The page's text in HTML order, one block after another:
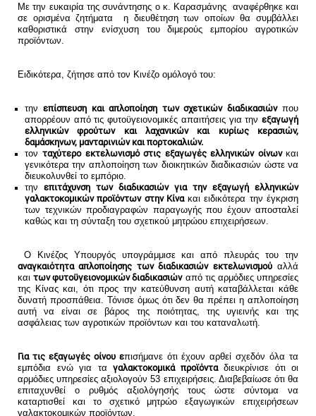
Με την ευκαιρία της συνάντησης ο κ. Καρασμάνης αναφέρθηκε και
σε ορισμένα ζητήματα η διευθέτηση των οποίων θα συμβάλλει
καθοριστικά στην ενίσχυση του διμερούς εμπορίου αγροτικών
προϊόντων.
Ειδικότερα, ζήτησε από τον Κινέζο ομόλογό του:
τηνεπίσπευση και απλοποίηση των σχετικών διαδικασιώνπου
απορρέουν από τις φυτοϋγειονομικές απαιτήσεις για την εξαγωγή
ελληνικών φρούτων και λαχανικών και κυρίως κερασιών,
δαμάσκηνων, μανταρινιών και πορτοκαλιών.
τονταχύτερο εκτελωνισμό στις εξαγωγές ελληνικών οίνωνκαι
γενικότερα την απλοποίηση των διοικητικών διαδικασιών ώστε να
διευκολυνθεί το εμπόριο.
την επιτάχυνση των διαδικασιών για την εξαγωγή ελληνικών
γαλακτοκομικών προϊόντων στην Κίνα και ειδικότερα την έγκριση
των τεχνικών προδιαγραφών παραγωγής που έχουν αποσταλεί
καθώς και τη σύνταξη του σχετικού μητρώου επιχειρήσεων.
Ο Κινέζος Υπουργός υπογράμμισε και από πλευράς του την
αναγκαιότητα απλοποίησης των διαδικασιών εκτελωνισμούαλλά
καιτων φυτοϋγειονομικών διαδικασιώναπό τις αρμόδιες υπηρεσίες
της Κίνας και, ότι προς την κατεύθυνση αυτή καταβάλλεται κάθε
δυνατή προσπάθεια. Τόνισε όμως ότι δεν θα πρέπει η απλοποίηση
αυτή να είναι σε βάρος της ποιότητας, της υγιεινής και της
ασφάλειας των αγροτικών προϊόντων και του καταναλωτή.
Για τις εξαγωγές οίνου επισήμανε ότι έχουν αρθεί σχεδόν όλα τα
εμπόδια ενώ για τα γαλακτοκομικά προϊόνταδιευκρίνισε ότι οι
αρμόδιες υπηρεσίες αξιολογούν 53 επιχειρήσεις. Διαβεβαίωσε ότι θα
επιταχυνθεί ο ρυθμός αξιολόγησής τους ώστε σύντομα να
καταρτισθεί και το σχετικό μητρώο εξαγωγικών επιχειρήσεων
γαλακτοκομικών προϊόντων.